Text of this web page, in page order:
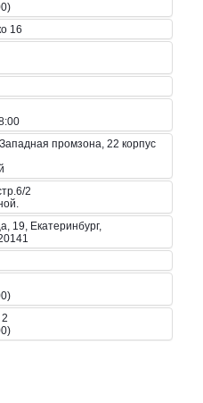
16
промзона, 22 корпус
2
19, Екатеринбург,